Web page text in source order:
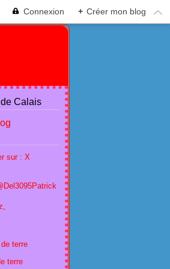
Connexion + Créer mon blog
terre